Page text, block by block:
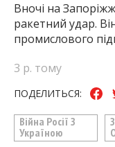
Вночі на
ракетний удар.
промислового
3 р. тому
ПОДЕЛИТЬСЯ:
Війна Росії З
Україною